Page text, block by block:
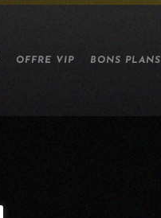
OFFRE VIP BONS PLANS